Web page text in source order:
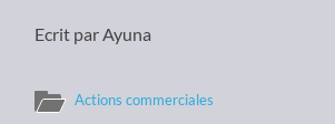
Ecrit par Ayuna
Actions commerciales